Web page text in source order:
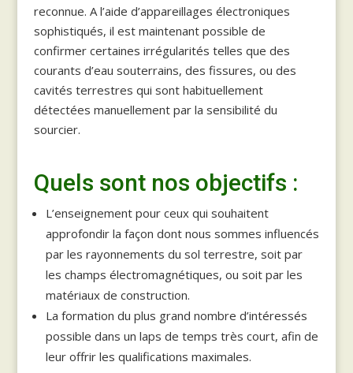
reconnue. A l’aide d’appareillages électroniques
sophistiqués, il est maintenant possible de
confirmer certaines irrégularités telles que des
courants d’eau souterrains, des fissures, ou des
cavités terrestres qui sont habituellement
détectées manuellement par la sensibilité du
sourcier.
Quels sont nos objectifs :
L’enseignement pour ceux qui souhaitent
approfondir la façon dont nous sommes influencés
par les rayonnements du sol terrestre, soit par
les champs électromagnétiques, ou soit par les
matériaux de construction.
La formation du plus grand nombre d’intéressés
possible dans un laps de temps très court, afin de
leur offrir les qualifications maximales.